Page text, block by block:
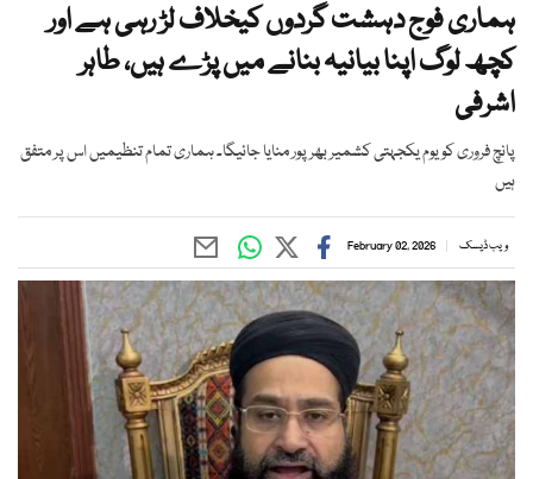
ہماری فوج دہشت گردوں کیخلاف لڑ رہی ہے اور
کچھ لوگ اپنا بیانیہ بنانے میں پڑے ہیں، طاہر
اشرفی
پانچ فروری کو یوم یکجہتی کشمیر بھرپور منایا جائیگا۔ ہماری تمام تنظیمیں اس پر متفق
ہیں
ویب ڈیسک February 02, 2026